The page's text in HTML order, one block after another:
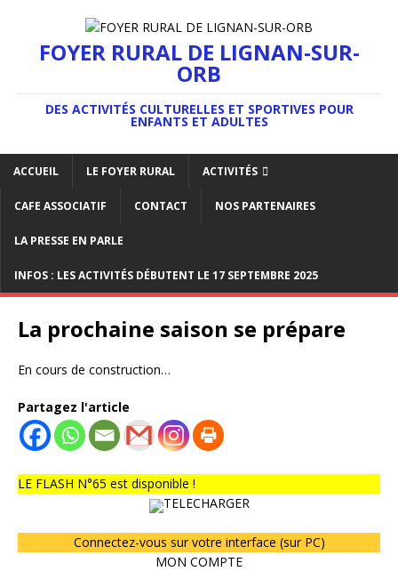
FOYER RURAL DE LIGNAN-SUR-
ORB
DES ACTIVITÉS CULTURELLES ET SPORTIVES POUR
ENFANTS ET ADULTES
ACCUEIL LE FOYER RURAL ACTIVITÉS
CAFE ASSOCIATIF CONTACT NOS PARTENAIRES
LA PRESSE EN PARLE
INFOS : LES ACTIVITÉS DÉBUTENT LE 17 SEPTEMBRE 2025
La prochaine saison se prépare
En cours de construction…
Partagez l'article
LE FLASH N°65 est disponible !
TELECHARGER
Connectez-vous sur votre interface (sur PC)
MON COMPTE